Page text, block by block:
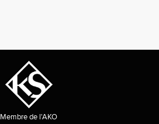
Membre de l'AKO